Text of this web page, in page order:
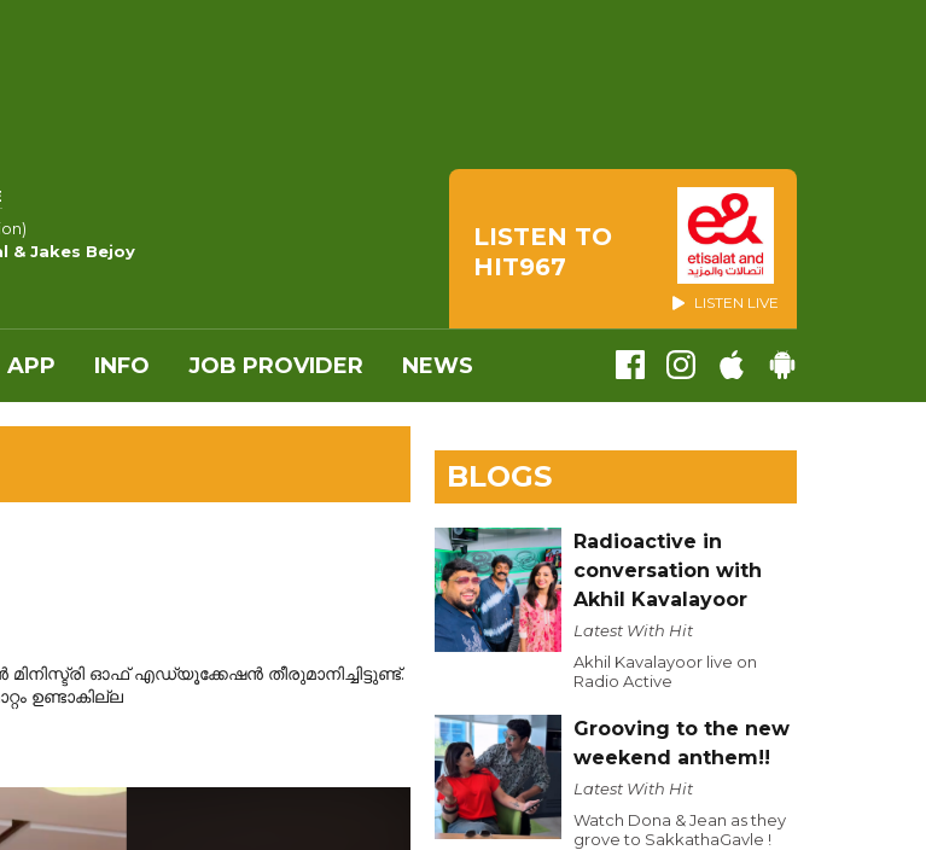
& Jakes Bejoy
LISTEN TO
HIT967
LISTEN LIVE
APP INFO JOB PROVIDER NEWS
ഓഫ് എഡ്യൂക്കേഷൻ തീരുമാനിച്ചിട്ടുണ്ട്.
ഉണ്ടാകില്ല
BLOGS
Radioactive in
conversation with
Akhil Kavalayoor
Latest With Hit
Akhil Kavalayoor live on
Radio Active
Grooving to the new
weekend anthem!!
Latest With Hit
Watch Dona & Jean as they
grove to SakkathaGavle !